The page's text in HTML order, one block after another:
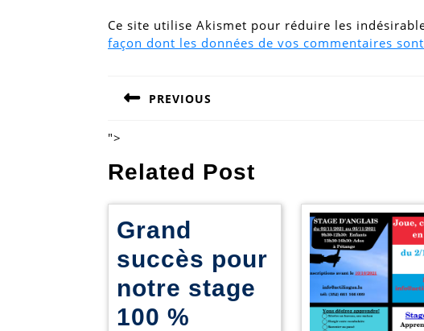
Ce site utilise Akismet pour réduire les
façon dont les données de vos commentaires
l’article
PREVIOUS
post:
">
Related Post
Grand
succès pour
notre stage
100 %